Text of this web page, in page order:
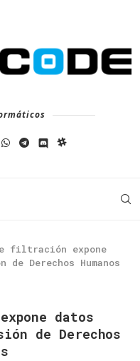
filtración expone
Derechos Humanos
datos
de Derechos